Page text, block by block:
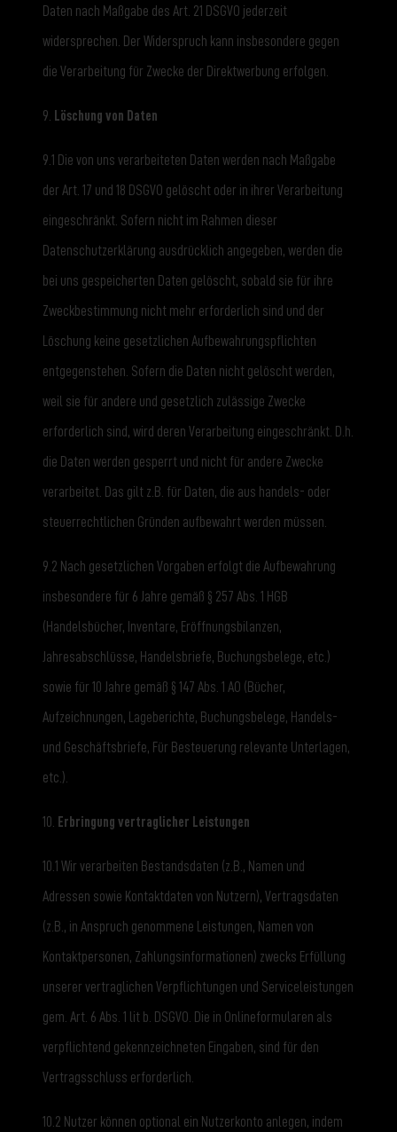
Daten nach Maßgabe des Art. 21 DSGVO jederzeit
widersprechen. Der Widerspruch kann insbesondere gegen
die Verarbeitung für Zwecke der Direktwerbung erfolgen.
9. Löschung von Daten
9.1 Die von uns verarbeiteten Daten werden nach Maßgabe
der Art. 17 und 18 DSGVO gelöscht oder in ihrer Verarbeitung
eingeschränkt. Sofern nicht im Rahmen dieser
Datenschutzerklärung ausdrücklich angegeben, werden die
bei uns gespeicherten Daten gelöscht, sobald sie für ihre
Zweckbestimmung nicht mehr erforderlich sind und der
Löschung keine gesetzlichen Aufbewahrungspflichten
entgegenstehen. Sofern die Daten nicht gelöscht werden,
weil sie für andere und gesetzlich zulässige Zwecke
erforderlich sind, wird deren Verarbeitung eingeschränkt. D.h.
die Daten werden gesperrt und nicht für andere Zwecke
verarbeitet. Das gilt z.B. für Daten, die aus handels- oder
steuerrechtlichen Gründen aufbewahrt werden müssen.
9.2 Nach gesetzlichen Vorgaben erfolgt die Aufbewahrung
insbesondere für 6 Jahre gemäß § 257 Abs. 1 HGB
(Handelsbücher, Inventare, Eröffnungsbilanzen,
Jahresabschlüsse, Handelsbriefe, Buchungsbelege, etc.)
sowie für 10 Jahre gemäß § 147 Abs. 1 AO (Bücher,
Aufzeichnungen, Lageberichte, Buchungsbelege, Handels-
und Geschäftsbriefe, Für Besteuerung relevante Unterlagen,
etc.).
10. Erbringung vertraglicher Leistungen
10.1 Wir verarbeiten Bestandsdaten (z.B., Namen und
Adressen sowie Kontaktdaten von Nutzern), Vertragsdaten
(z.B., in Anspruch genommene Leistungen, Namen von
Kontaktpersonen, Zahlungsinformationen) zwecks Erfüllung
unserer vertraglichen Verpflichtungen und Serviceleistungen
gem. Art. 6 Abs. 1 lit b. DSGVO. Die in Onlineformularen als
verpflichtend gekennzeichneten Eingaben, sind für den
Vertragsschluss erforderlich.
10.2 Nutzer können optional ein Nutzerkonto anlegen, indem